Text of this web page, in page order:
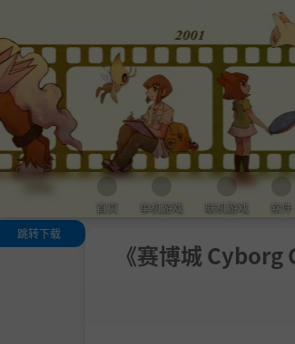
首页 单机游戏 联机游戏 软件
《赛博城
跳转下载